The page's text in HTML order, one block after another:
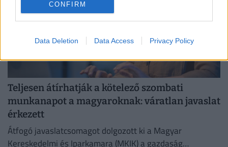
CONFIRM
Data Deletion Data Access Privacy Policy
Teljesen átírhatják a kötelező szombati
munkanapot a magyaroknak: váratlan javaslat
érkezett
Átfogó javaslatcsomagot dolgozott ki a Magyar
Kereskedelmi és Iparkamara (MKIK) a gazdaság